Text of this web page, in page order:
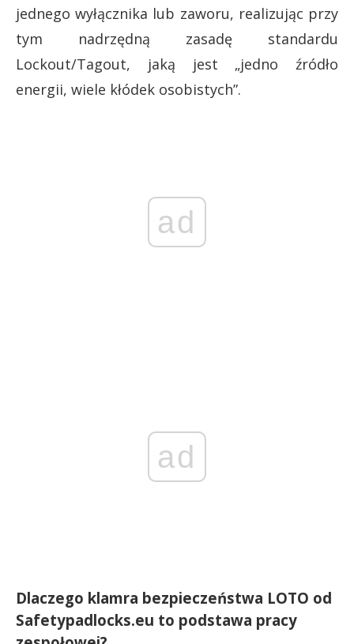
jednego wyłącznika lub zaworu, realizując przy
tym nadrzędną zasadę standardu
Lockout/Tagout, jaką jest „jedno źródło
energii, wiele kłódek osobistych”.
ad
ad
Dlaczego klamra bezpieczeństwa LOTO od
Safetypadlocks.eu to podstawa pracy